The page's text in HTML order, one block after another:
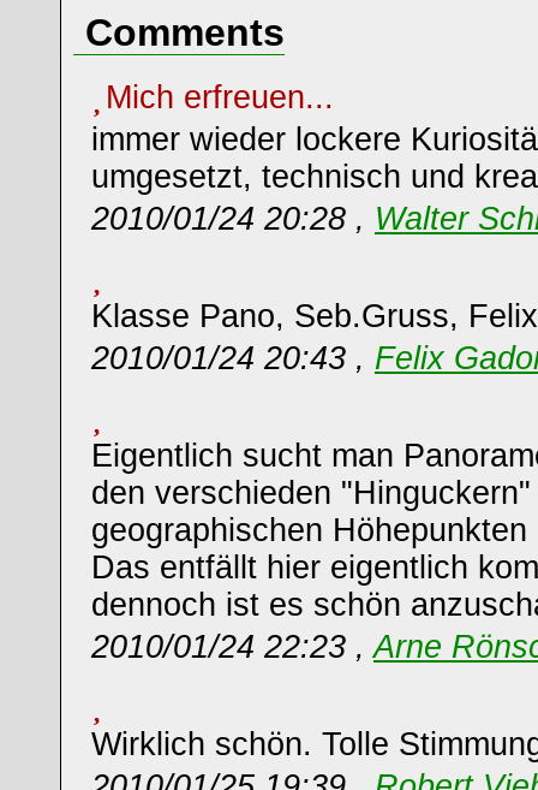
Comments
Mich erfreuen...
immer wieder lockere
umgesetzt, technisch und
2010/01/24 20:28 , Walter
Klasse Pano, Seb.Gruss, Felix
2010/01/24 20:43 , Felix
Eigentlich sucht man
den verschieden
geographischen Höhepunkten
Das entfällt hier eigentlich
dennoch ist es schön
2010/01/24 22:23 ,Arne
Wirklich schön. Tolle